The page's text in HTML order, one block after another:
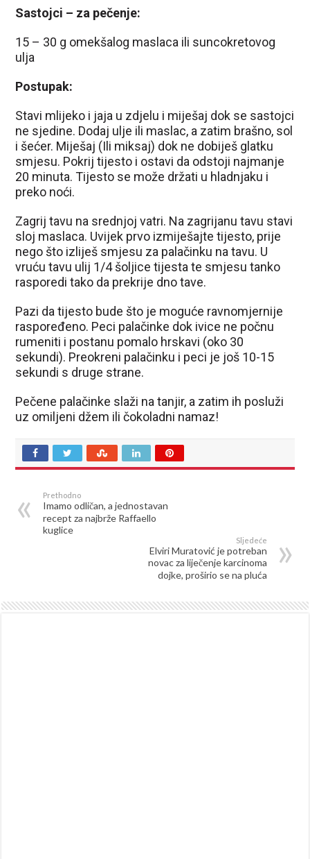
Sastojci – za pečenje:
15 – 30 g omekšalog maslaca ili suncokretovog
ulja
Postupak:
Stavi mlijeko i jaja u zdjelu i miješaj dok se sastojci
ne sjedine. Dodaj ulje ili maslac, a zatim brašno, sol
i šećer. Miješaj (Ili miksaj) dok ne dobiješ glatku
smjesu. Pokrij tijesto i ostavi da odstoji najmanje
20 minuta. Tijesto se može držati u hladnjaku i
preko noći.
Zagrij tavu na srednjoj vatri. Na zagrijanu tavu stavi
sloj maslaca. Uvijek prvo izmiješajte tijesto, prije
nego što izliješ smjesu za palačinku na tavu. U
vruću tavu ulij 1/4 šoljice tijesta te smjesu tanko
rasporedi tako da prekrije dno tave.
Pazi da tijesto bude što je moguće ravnomjernije
raspoređeno. Peci palačinke dok ivice ne počnu
rumeniti i postanu pomalo hrskavi (oko 30
sekundi). Preokreni palačinku i peci je još 10-15
sekundi s druge strane.
Pečene palačinke slaži na tanjir, a zatim ih posluži
uz omiljeni džem ili čokoladni namaz!
Prethodno
Imamo odličan, a jednostavan
recept za najbrže Raffaello
kuglice
Sljedeće
Elviri Muratović je potreban
novac za liječenje karcinoma
dojke, proširio se na pluća